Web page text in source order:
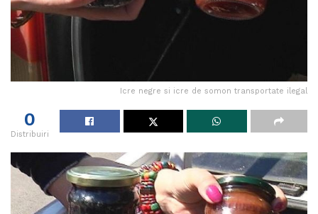
Icre negre si icre de somon transportate ilegal
0
Distribuiri